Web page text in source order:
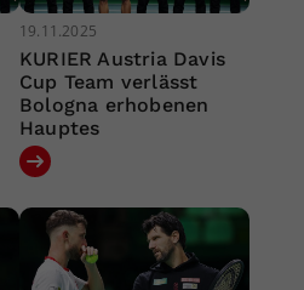
19.11.2025
KURIER Austria Davis
Cup Team verlässt
Bologna erhobenen
Hauptes